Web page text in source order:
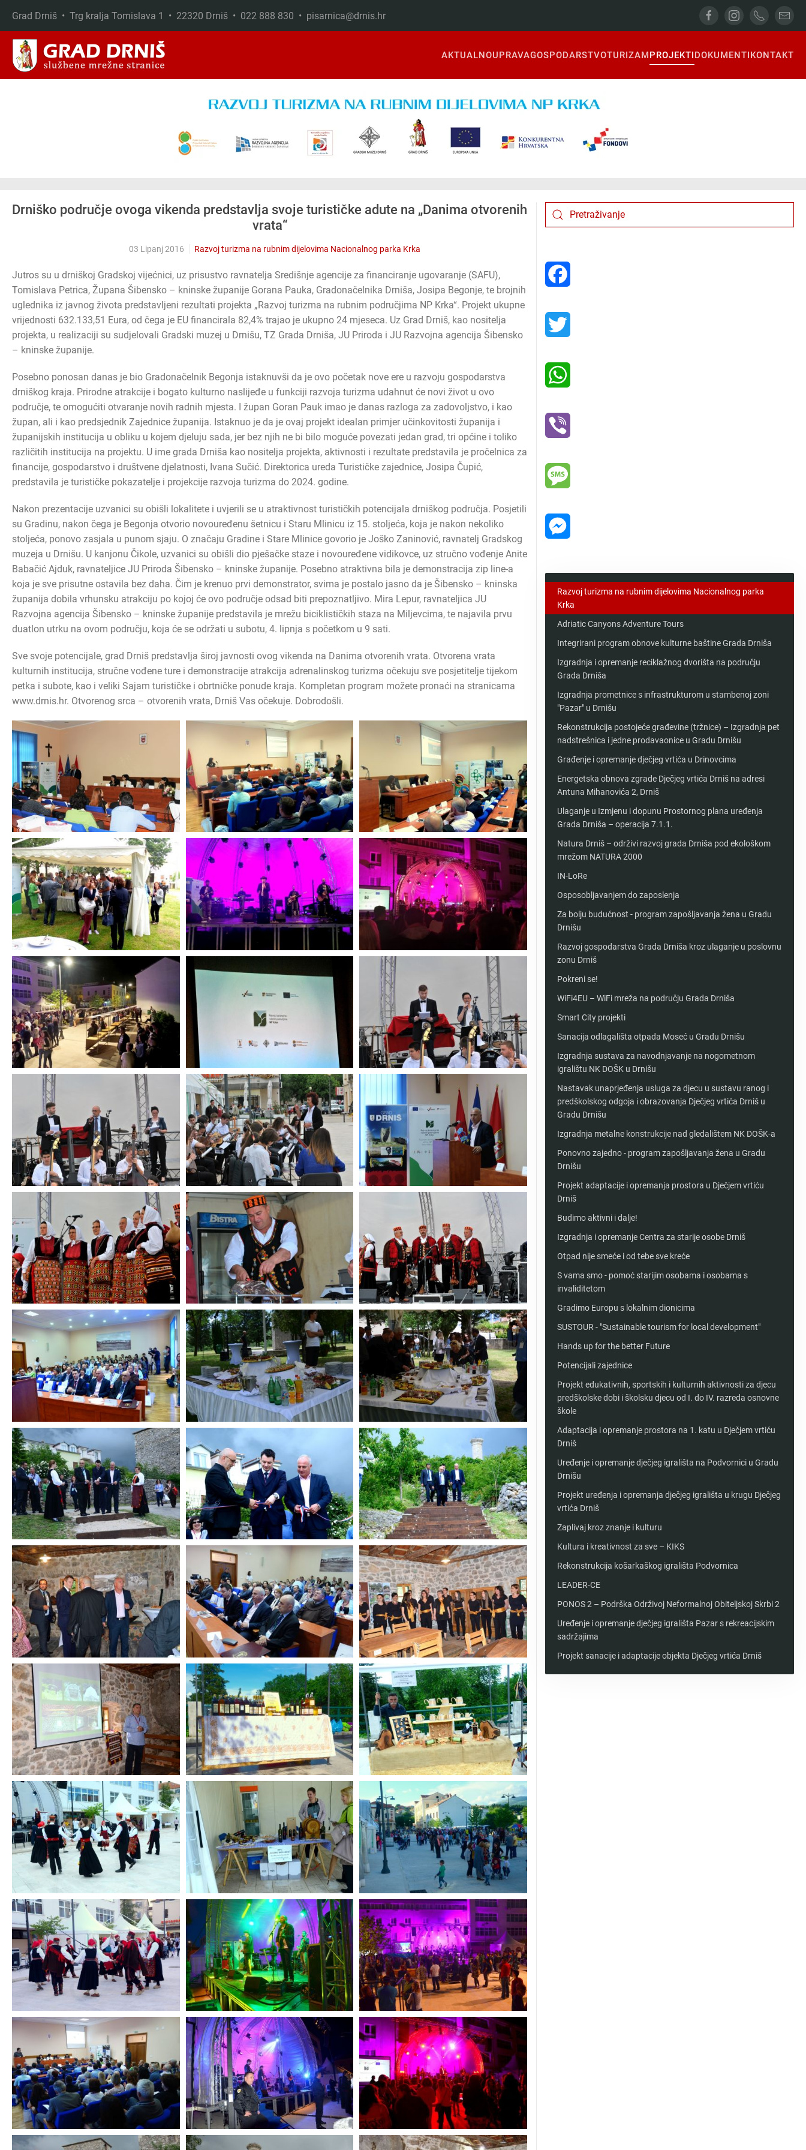
Skip to main content
Grad Drniš • Trg kralja Tomislava 1 • 22320 Drniš • 022 888 830 • pisarnica@drnis.hr
AKTUALNOUPRAVAGOSPODARSTVOTURIZAMPROJEKTIDOKUMENTIKONTAKT
Drniško područje ovoga vikenda predstavlja svoje turističke adute na „Danima otvorenih
vrata“
03 Lipanj 2016 Razvoj turizma na rubnim dijelovima Nacionalnog parka Krka
Jutros su u drniškoj Gradskoj vijećnici, uz prisustvo ravnatelja Središnje agencije za financiranje ugovaranje (SAFU),
Tomislava Petrica, Župana Šibensko – kninske županije Gorana Pauka, Gradonačelnika Drniša, Josipa Begonje, te brojnih
uglednika iz javnog života predstavljeni rezultati projekta „Razvoj turizma na rubnim područjima NP Krka“. Projekt ukupne
vrijednosti 632.133,51 Eura, od čega je EU financirala 82,4% trajao je ukupno 24 mjeseca. Uz Grad Drniš, kao nositelja
projekta, u realizaciji su sudjelovali Gradski muzej u Drnišu, TZ Grada Drniša, JU Priroda i JU Razvojna agencija Šibensko
– kninske županije.
Posebno ponosan danas je bio Gradonačelnik Begonja istaknuvši da je ovo početak nove ere u razvoju gospodarstva
drniškog kraja. Prirodne atrakcije i bogato kulturno naslijeđe u funkciji razvoja turizma udahnut će novi život u ovo
područje, te omogućiti otvaranje novih radnih mjesta. I župan Goran Pauk imao je danas razloga za zadovoljstvo, i kao
župan, ali i kao predsjednik Zajednice županija. Istaknuo je da je ovaj projekt idealan primjer učinkovitosti županija i
županijskih institucija u obliku u kojem djeluju sada, jer bez njih ne bi bilo moguće povezati jedan grad, tri općine i toliko
različitih institucija na projektu. U ime grada Drniša kao nositelja projekta, aktivnosti i rezultate predstavila je pročelnica za
financije, gospodarstvo i društvene djelatnosti, Ivana Sučić. Direktorica ureda Turističke zajednice, Josipa Čupić,
predstavila je turističke pokazatelje i projekcije razvoja turizma do 2024. godine.
Nakon prezentacije uzvanici su obišli lokalitete i uvjerili se u atraktivnost turističkih potencijala drniškog područja. Posjetili
su Gradinu, nakon čega je Begonja otvorio novouređenu šetnicu i Staru Mlinicu iz 15. stoljeća, koja je nakon nekoliko
stoljeća, ponovo zasjala u punom sjaju. O značaju Gradine i Stare Mlinice govorio je Joško Zaninović, ravnatelj Gradskog
muzeja u Drnišu. U kanjonu Čikole, uzvanici su obišli dio pješačke staze i novouređene vidikovce, uz stručno vođenje Anite
Babačić Ajduk, ravnateljice JU Priroda Šibensko – kninske županije. Posebno atraktivna bila je demonstracija zip line-a
koja je sve prisutne ostavila bez daha. Čim je krenuo prvi demonstrator, svima je postalo jasno da je Šibensko – kninska
županija dobila vrhunsku atrakciju po kojoj će ovo područje odsad biti prepoznatljivo. Mira Lepur, ravnateljica JU
Razvojna agencija Šibensko – kninske županije predstavila je mrežu biciklističkih staza na Miljevcima, te najavila prvu
duatlon utrku na ovom području, koja će se održati u subotu, 4. lipnja s početkom u 9 sati.
Sve svoje potencijale, grad Drniš predstavlja široj javnosti ovog vikenda na Danima otvorenih vrata. Otvorena vrata
kulturnih institucija, stručne vođene ture i demonstracije atrakcija adrenalinskog turizma očekuju sve posjetitelje tijekom
petka i subote, kao i veliki Sajam turističke i obrtničke ponude kraja. Kompletan program možete pronaći na stranicama
www.drnis.hr. Otvorenog srca – otvorenih vrata, Drniš Vas očekuje. Dobrodošli.
Razvoj turizma na rubnim dijelovima Nacionalnog parka
Krka
Adriatic Canyons Adventure Tours
Integrirani program obnove kulturne baštine Grada Drniša
Izgradnja i opremanje reciklažnog dvorišta na području
Grada Drniša
Izgradnja prometnice s infrastrukturom u stambenoj zoni
"Pazar" u Drnišu
Rekonstrukcija postojeće građevine (tržnice) – Izgradnja pet
nadstrešnica i jedne prodavaonice u Gradu Drnišu
Građenje i opremanje dječjeg vrtića u Drinovcima
Energetska obnova zgrade Dječjeg vrtića Drniš na adresi
Antuna Mihanovića 2, Drniš
Ulaganje u Izmjenu i dopunu Prostornog plana uređenja
Grada Drniša – operacija 7.1.1.
Natura Drniš – održivi razvoj grada Drniša pod ekološkom
mrežom NATURA 2000
IN-LoRe
Osposobljavanjem do zaposlenja
Za bolju budućnost - program zapošljavanja žena u Gradu
Drnišu
Razvoj gospodarstva Grada Drniša kroz ulaganje u poslovnu
zonu Drniš
Pokreni se!
WiFi4EU – WiFi mreža na području Grada Drniša
Smart City projekti
Sanacija odlagališta otpada Moseć u Gradu Drnišu
Izgradnja sustava za navodnjavanje na nogometnom
igralištu NK DOŠK u Drnišu
Nastavak unaprjeđenja usluga za djecu u sustavu ranog i
predškolskog odgoja i obrazovanja Dječjeg vrtića Drniš u
Gradu Drnišu
Izgradnja metalne konstrukcije nad gledalištem NK DOŠK-a
Ponovno zajedno - program zapošljavanja žena u Gradu
Drnišu
Projekt adaptacije i opremanja prostora u Dječjem vrtiću
Drniš
Budimo aktivni i dalje!
Izgradnja i opremanje Centra za starije osobe Drniš
Otpad nije smeće i od tebe sve kreće
S vama smo - pomoć starijim osobama i osobama s
invaliditetom
Gradimo Europu s lokalnim dionicima
SUSTOUR - "Sustainable tourism for local development"
Hands up for the better Future
Potencijali zajednice
Projekt edukativnih, sportskih i kulturnih aktivnosti za djecu
predškolske dobi i školsku djecu od I. do IV. razreda osnovne
škole
Adaptacija i opremanje prostora na 1. katu u Dječjem vrtiću
Drniš
Uređenje i opremanje dječjeg igrališta na Podvornici u Gradu
Drnišu
Projekt uređenja i opremanja dječjeg igrališta u krugu Dječjeg
vrtića Drniš
Zaplivaj kroz znanje i kulturu
Kultura i kreativnost za sve – KIKS
Rekonstrukcija košarkaškog igrališta Podvornica
LEADER-CE
PONOS 2 – Podrška Održivoj Neformalnoj Obiteljskoj Skrbi 2
Uređenje i opremanje dječjeg igrališta Pazar s rekreacijskim
sadržajima
Projekt sanacije i adaptacije objekta Dječjeg vrtića Drniš